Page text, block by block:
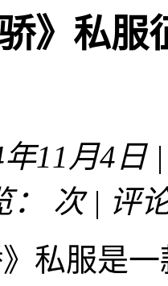
骄》私
11月4日
次 | 评
》私服是